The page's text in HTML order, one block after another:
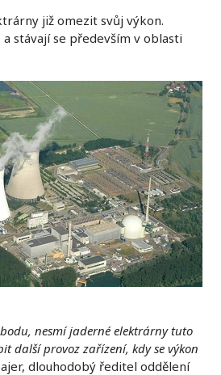
již omezit svůj výkon.
stávají se především v oblasti
nesmí jaderné elektrárny tuto
další provoz zařízení, kdy se výkon
dlouhodobý ředitel oddělení